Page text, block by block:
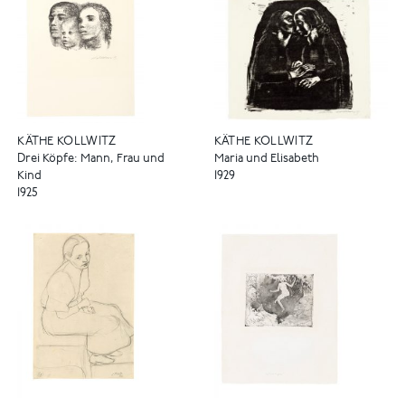
KÄTHE KOLLWITZ
Drei Köpfe: Mann, Frau und
Kind
1925
KÄTHE KOLLWITZ
Maria und Elisabeth
1929